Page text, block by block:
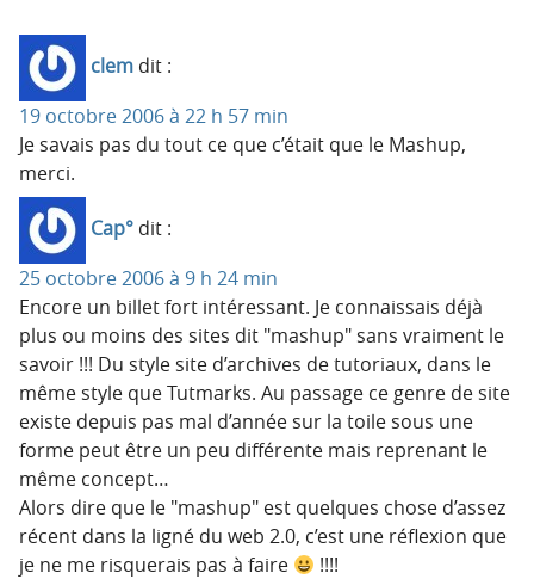
clem dit :
19 octobre 2006 à 22 h 57 min
Je savais pas du tout ce que c’était que le Mashup,
merci.
Cap° dit :
25 octobre 2006 à 9 h 24 min
Encore un billet fort intéressant. Je connaissais déjà
plus ou moins des sites dit "mashup" sans vraiment le
savoir !!! Du style site d’archives de tutoriaux, dans le
même style que Tutmarks. Au passage ce genre de site
existe depuis pas mal d’année sur la toile sous une
forme peut être un peu différente mais reprenant le
même concept…
Alors dire que le "mashup" est quelques chose d’assez
récent dans la ligné du web 2.0, c’est une réflexion que
je ne me risquerais pas à faire
!!!!